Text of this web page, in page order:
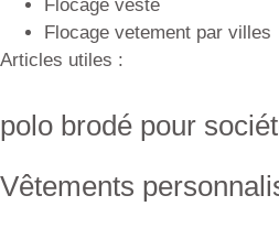
Flocage veste
Flocage vetement par villes
Articles utiles :
polo brodé pour
Vêtements